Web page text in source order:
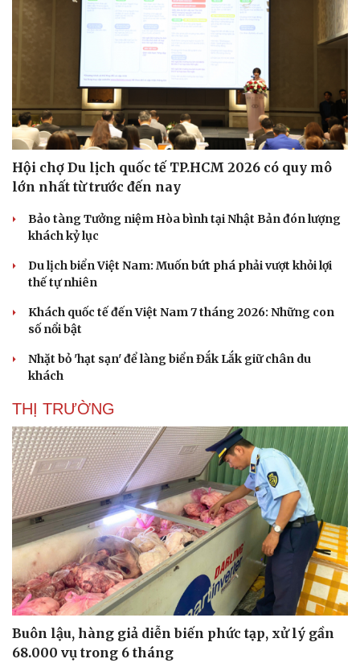
Hội chợ Du lịch quốc tế TP.HCM 2026 có quy mô
lớn nhất từ trước đến nay
Bảo tàng Tưởng niệm Hòa bình tại Nhật Bản đón lượng
khách kỷ lục
Du lịch biển Việt Nam: Muốn bứt phá phải vượt khỏi lợi
thế tự nhiên
Khách quốc tế đến Việt Nam 7 tháng 2026: Những con
số nổi bật
Nhặt bỏ 'hạt sạn' để làng biển Đắk Lắk giữ chân du
khách
THỊ TRƯỜNG
Buôn lậu, hàng giả diễn biến phức tạp, xử lý gần
68.000 vụ trong 6 tháng